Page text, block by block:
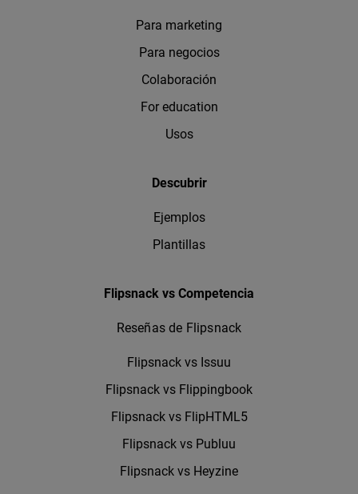
Para marketing
Para negocios
Colaboración
For education
Usos
Descubrir
Ejemplos
Plantillas
Flipsnack vs Competencia
Reseñas de Flipsnack
Flipsnack vs Issuu
Flipsnack vs Flippingbook
Flipsnack vs FlipHTML5
Flipsnack vs Publuu
Flipsnack vs Heyzine